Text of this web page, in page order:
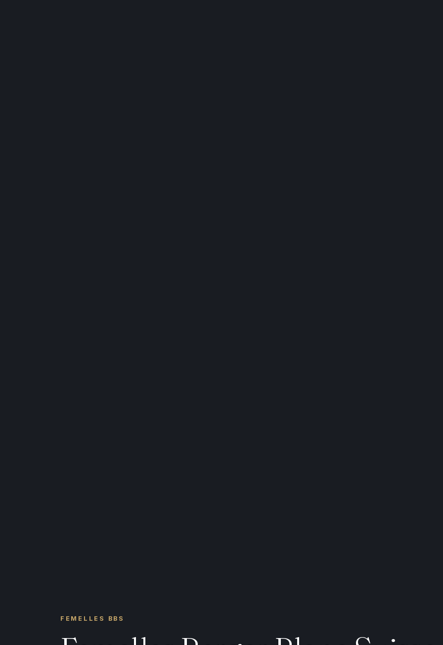
FEMELLES BBS